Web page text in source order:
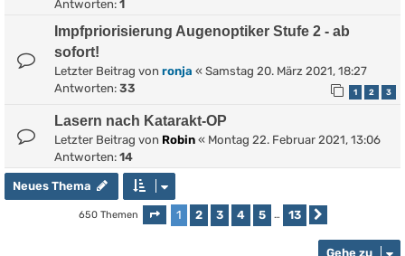
Antworten: 1
Impfpriorisierung Augenoptiker Stufe 2 - ab
sofort!
Letzter Beitrag von ronja « Samstag 20. März 2021, 18:27
Antworten: 33 1 2 3
Lasern nach Katarakt-OP
Letzter Beitrag von Robin « Montag 22. Februar 2021, 13:06
Antworten: 14
Neues Thema
650 Themen Seite 1von 13
1 2 3 4 5 … 13
Gehe zu